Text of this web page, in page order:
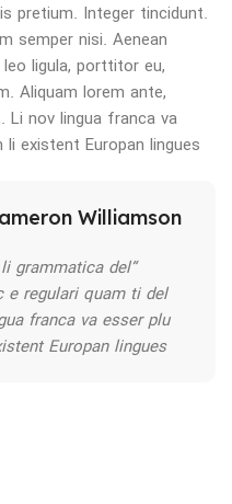
pretium. Integer tincidunt.
semper nisi. Aenean
ligula, porttitor eu,
Aliquam lorem ante,
Li nov lingua franca va
existent Europan lingues.
Williamson
grammatica del
e regulari quam ti del
franca va esser plu
Europan lingues.”